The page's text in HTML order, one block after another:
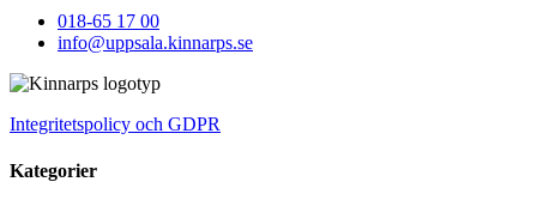
018-65 17 00
info@uppsala.kinnarps.se
Integritetspolicy och GDPR
Kategorier